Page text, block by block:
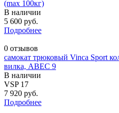
(max 100кг)
В наличии
5 600 руб.
Подробнее
0 отзывов
самокат трюковый Vinca Sport
вилка, ABEC 9
В наличии
VSP 17
7 920 руб.
Подробнее